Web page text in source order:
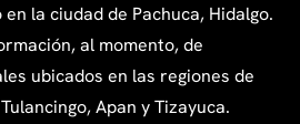
la ciudad de Pachuca, Hidalgo.
al momento, de
ubicados en las regiones de
Apan y Tizayuca.